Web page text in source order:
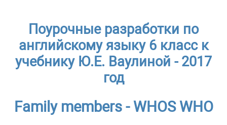
Поурочные разработки по
английскому языку 6 класс к
учебнику Ю.Е. Ваулиной - 2017
год
Family members - WHOS WHO